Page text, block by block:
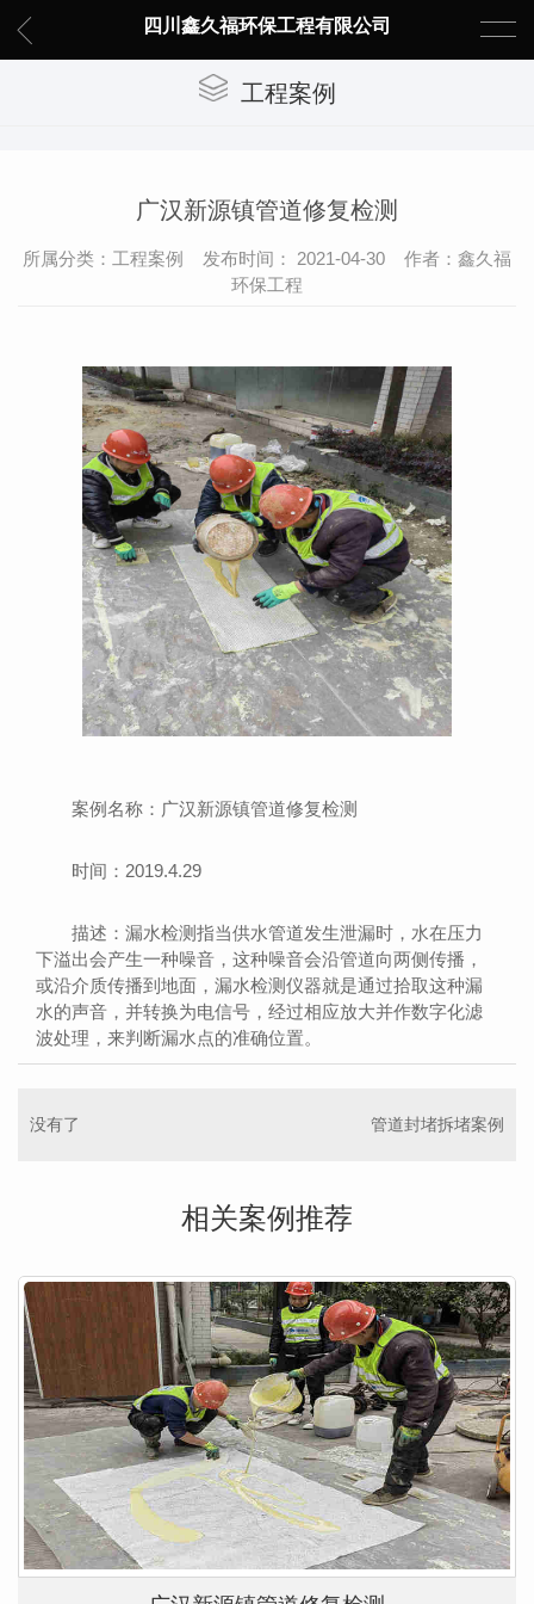
四川鑫久福环保工程有限公司
工程案例
广汉新源镇管道修复检测
所属分类：工程案例 发布时间： 2021-04-30 作者：鑫久福
环保工程
案例名称：广汉新源镇管道修复检测
时间：2019.4.29
描述：漏水检测指当供水管道发生泄漏时，水在压力
下溢出会产生一种噪音，这种噪音会沿管道向两侧传播，
或沿介质传播到地面，漏水检测仪器就是通过拾取这种漏
水的声音，并转换为电信号，经过相应放大并作数字化滤
波处理，来判断漏水点的准确位置。
没有了 管道封堵拆堵案例
相关案例推荐